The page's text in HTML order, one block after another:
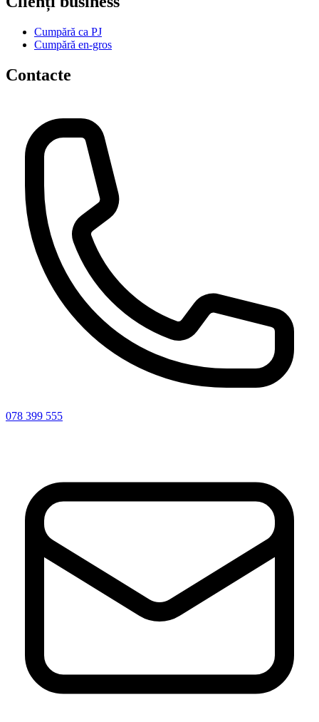
Cumpără ca PJ
Cumpără en-gros
Contacte
078 399 555